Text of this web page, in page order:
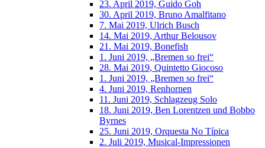
23. April 2019, Guido Goh
30. April 2019, Bruno Amalfitano
7. Mai 2019, Ulrich Busch
14. Mai 2019, Arthur Belousov
21. Mai 2019, Bonefish
1. Juni 2019, „Bremen so frei“
28. Mai 2019, Quintetto Giocoso
1. Juni 2019, „Bremen so frei“
4. Juni 2019, Renhornen
11. Juni 2019, Schlagzeug Solo
18. Juni 2019, Ben Lorentzen und Bobbo
Byrnes
25. Juni 2019, Orquesta No Típica
2. Juli 2019, Musical-Impressionen